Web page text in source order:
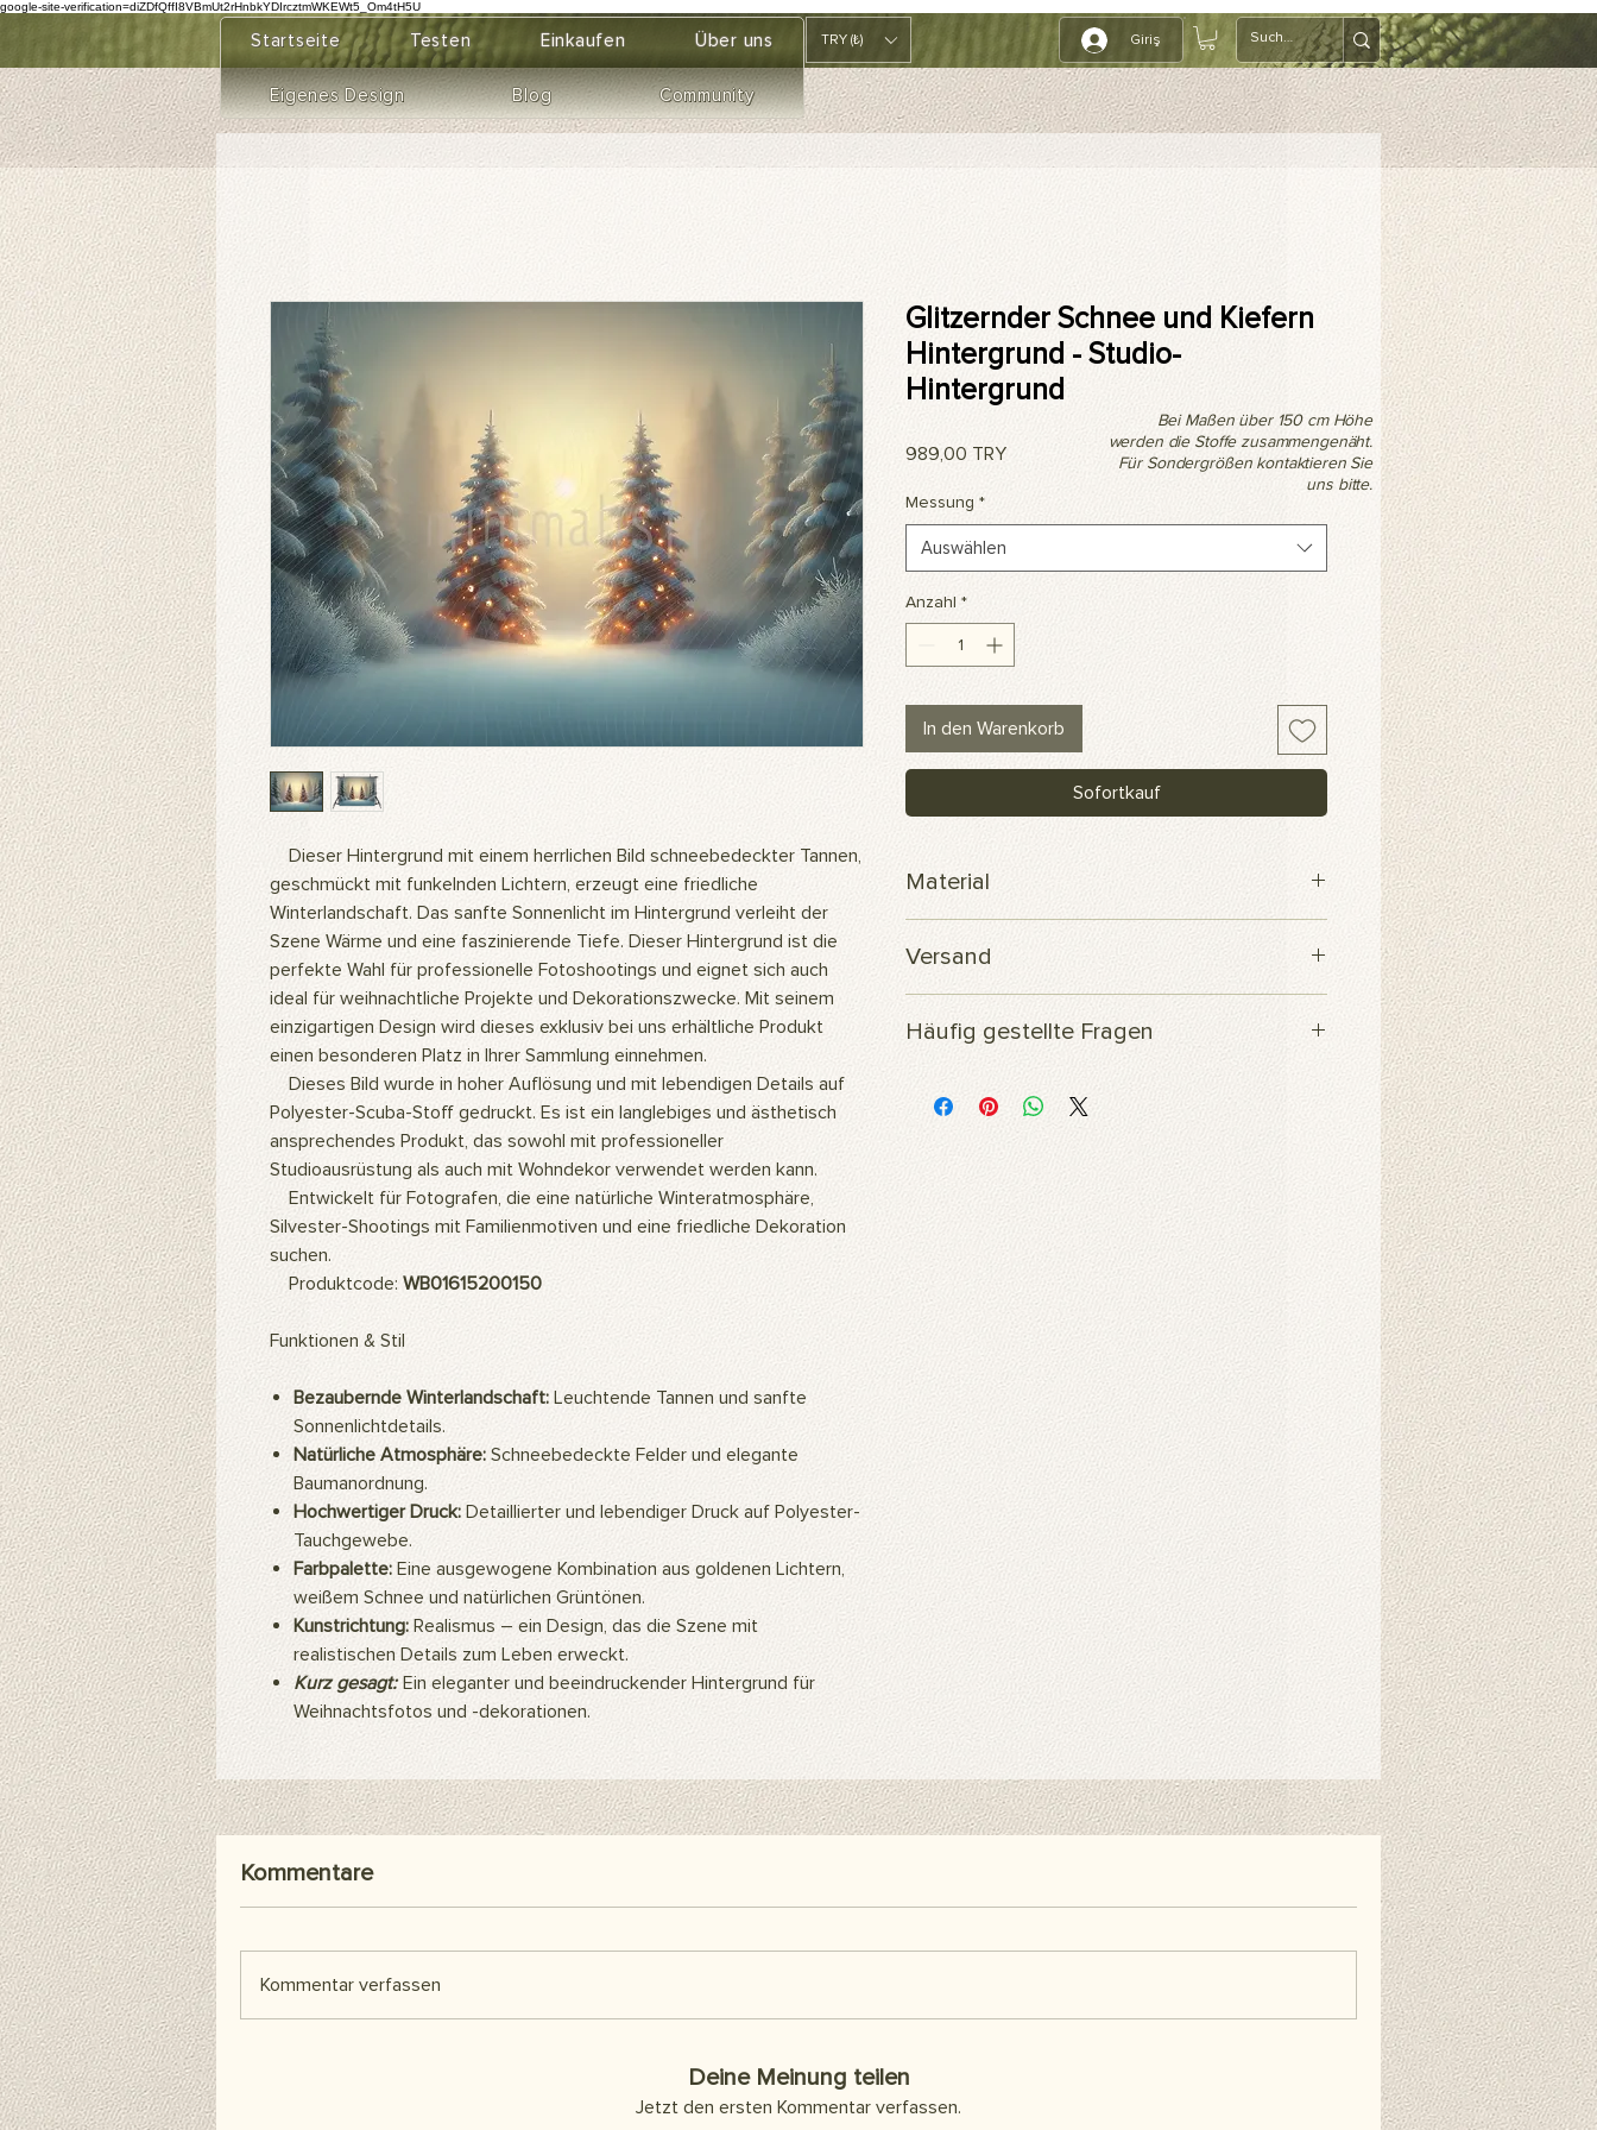
google-site-verification=diZDfQffI8VBmUt2rHnbkYDIrcztmWKEWt5_Om4tH5U
Startseite Testen Einkaufen Über uns
Eigenes Design Blog Community
TRY (₺) Giriş
Dieser Hintergrund mit einem herrlichen Bild schneebedeckter Tannen,
geschmückt mit funkelnden Lichtern, erzeugt eine friedliche
Winterlandschaft. Das sanfte Sonnenlicht im Hintergrund verleiht der
Szene Wärme und eine faszinierende Tiefe. Dieser Hintergrund ist die
perfekte Wahl für professionelle Fotoshootings und eignet sich auch
ideal für weihnachtliche Projekte und Dekorationszwecke. Mit seinem
einzigartigen Design wird dieses exklusiv bei uns erhältliche Produkt
einen besonderen Platz in Ihrer Sammlung einnehmen.
Dieses Bild wurde in hoher Auflösung und mit lebendigen Details auf
Polyester-Scuba-Stoff gedruckt. Es ist ein langlebiges und ästhetisch
ansprechendes Produkt, das sowohl mit professioneller
Studioausrüstung als auch mit Wohndekor verwendet werden kann.
Entwickelt für Fotografen, die eine natürliche Winteratmosphäre,
Silvester-Shootings mit Familienmotiven und eine friedliche Dekoration
suchen.
Produktcode: WB01615200150
Funktionen & Stil
Bezaubernde Winterlandschaft: Leuchtende Tannen und sanfte
Sonnenlichtdetails.
Natürliche Atmosphäre: Schneebedeckte Felder und elegante
Baumanordnung.
Hochwertiger Druck: Detaillierter und lebendiger Druck auf Polyester-
Tauchgewebe.
Farbpalette: Eine ausgewogene Kombination aus goldenen Lichtern,
weißem Schnee und natürlichen Grüntönen.
Kunstrichtung: Realismus – ein Design, das die Szene mit
realistischen Details zum Leben erweckt.
Kurz gesagt:Ein eleganter und beeindruckender Hintergrund für
Weihnachtsfotos und -dekorationen.
Glitzernder Schnee und Kiefern
Hintergrund - Studio-
Hintergrund
989,00 TRYPreis
Messung *
Auswählen
Anzahl *
In den Warenkorb
Sofortkauf
Material
Versand
Ihre Bestellung wird innerhalb von 3 Werktagen
versendet.
Häufig gestellte Fragen
Unsere Bilder werden auf strapazierfähigem,
hochwertigem Polyester-Scuba-Stoff gedruckt. Dieser
Stoff ist flexibel und strapazierfähig und eignet sich
daher ideal für langlebige Hintergrunddrucke für
Fotoshootings und Dekorationszwecke.
Unsere Produkte können in der Maschine gewaschen
oder mit einem feuchten Tuch abgewischt werden.
Wofür wird das Produkt verwendet?
Unsere Produkte sind als Hintergründe für
professionelle Studio-Fotoshootings konzipiert. Sie
können auch als Wandbehänge verwendet werden und
so ein ästhetisch ansprechendes Ambiente in Ihrem
Zuhause oder Büro schaffen. Sie können auch als
hochauflösenden Bilder auf unseren Produkten werden
mithilfe künstlicher Intelligenz erzeugt und schaffen
Wie montiert man das Produkt?
ein Hintergrundständer benötigt. Mit speziellen
Hintergrundclips können Sie ihn einfach am Ständer
befestigen. Sie können auch doppelseitiges
Klebeband oder Klebestreifen verwenden, wenn Sie es
als Abdeckung an die Wand hängen möchten. Diese
Artikel sind separat erhältlich und nicht im Lieferumfang
Hier finden Sie alle häufig gestellten Fragen.
Bei Maßen über 150 cm Höhe
werden die Stoffe zusammengenäht.
Für Sondergrößen kontaktieren Sie
uns bitte.
Kommentare
Kommentar verfassen
Deine Meinung teilen
Jetzt den ersten Kommentar verfassen.